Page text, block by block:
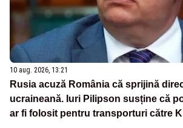
10 aug. 2026, 13:21
Rusia acuză România că sprijină
ucraineană. Iuri Pilipson susține că
ar fi folosit pentru transporturi către